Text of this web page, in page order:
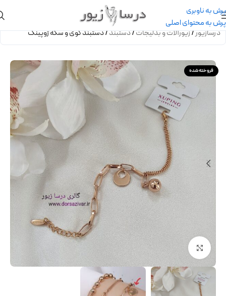
پرش به ناوبری
پرش به محتوای اصلی
درسازیور/زیورآلات و بدلیجات/دستبند/دستبند گوی و سکه ژوپینگ
فروخته شده
برای بزرگنمایی کلیک کنید